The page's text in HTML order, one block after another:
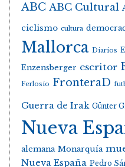
ABC ABC Cultural
ciclismo cultura
Mallorca Diarios
Enzensberger escritor
Ferlosio FronteraD
Guerra de Irak Günter
Nueva
alemana Monarquía
Nueva España Pedro